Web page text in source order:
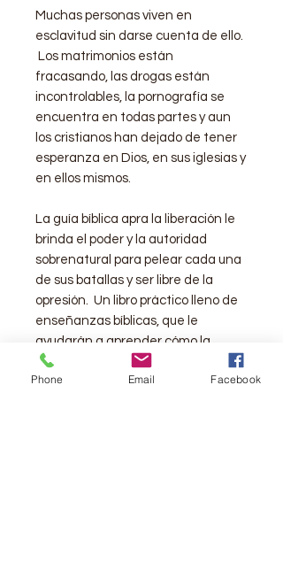
Muchas personas viven en
esclavitud sin darse cuenta de ello.
Los matrimonios están
fracasando, las drogas están
incontrolables, la pornografía se
encuentra en todas partes y aun
los cristianos han dejado de tener
esperanza en Dios, en sus iglesias y
en ellos mismos.
La guía bíblica apra la liberación le
brinda el poder y la autoridad
sobrenatural para pelear cada una
de sus batallas y ser libre de la
opresión. Un libro práctico lleno de
enseñanzas bíblicas, que le
ayudarán a aprender cómo la
liberación fue parte del ministerio
de Jesús en el Nuevo Testamento,
Phone Email Facebook